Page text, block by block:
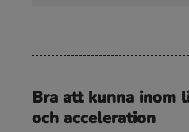
Bra att kunna inom
och acceleration